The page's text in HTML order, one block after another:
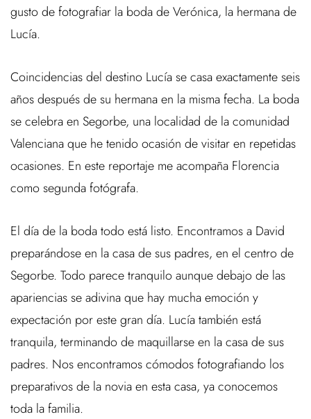
gusto de fotografiar la boda de Verónica, la hermana de
Lucía.
Coincidencias del destino Lucía se casa exactamente seis
años después de su hermana en la misma fecha. La boda
se celebra en Segorbe, una localidad de la comunidad
Valenciana que he tenido ocasión de visitar en repetidas
ocasiones. En este reportaje me acompaña Florencia
como segunda fotógrafa.
El día de la boda todo está listo. Encontramos a David
preparándose en la casa de sus padres, en el centro de
Segorbe. Todo parece tranquilo aunque debajo de las
apariencias se adivina que hay mucha emoción y
expectación por este gran día. Lucía también está
tranquila, terminando de maquillarse en la casa de sus
padres. Nos encontramos cómodos fotografiando los
preparativos de la novia en esta casa, ya conocemos
toda la familia.